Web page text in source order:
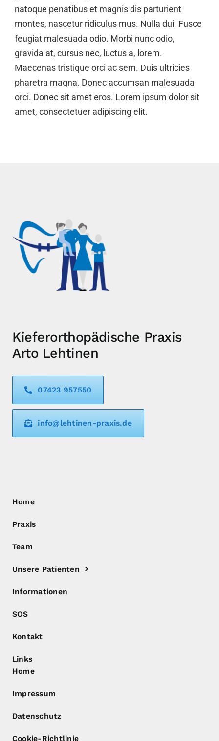
natoque penatibus et magnis dis parturient
montes, nascetur ridiculus mus. Nulla dui. Fusce
feugiat malesuada odio. Morbi nunc odio,
gravida at, cursus nec, luctus a, lorem.
Maecenas tristique orci ac sem. Duis ultricies
pharetra magna. Donec accumsan malesuada
orci. Donec sit amet eros. Lorem ipsum dolor sit
amet, consectetuer adipiscing elit.
Kieferorthopädische Praxis
Arto Lehtinen
07423 957550
info@lehtinen-praxis.de
Home
Praxis
Team
Unsere Patienten
Informationen
SOS
Kontakt
Links
Home
Impressum
Datenschutz
Cookie-Richtlinie